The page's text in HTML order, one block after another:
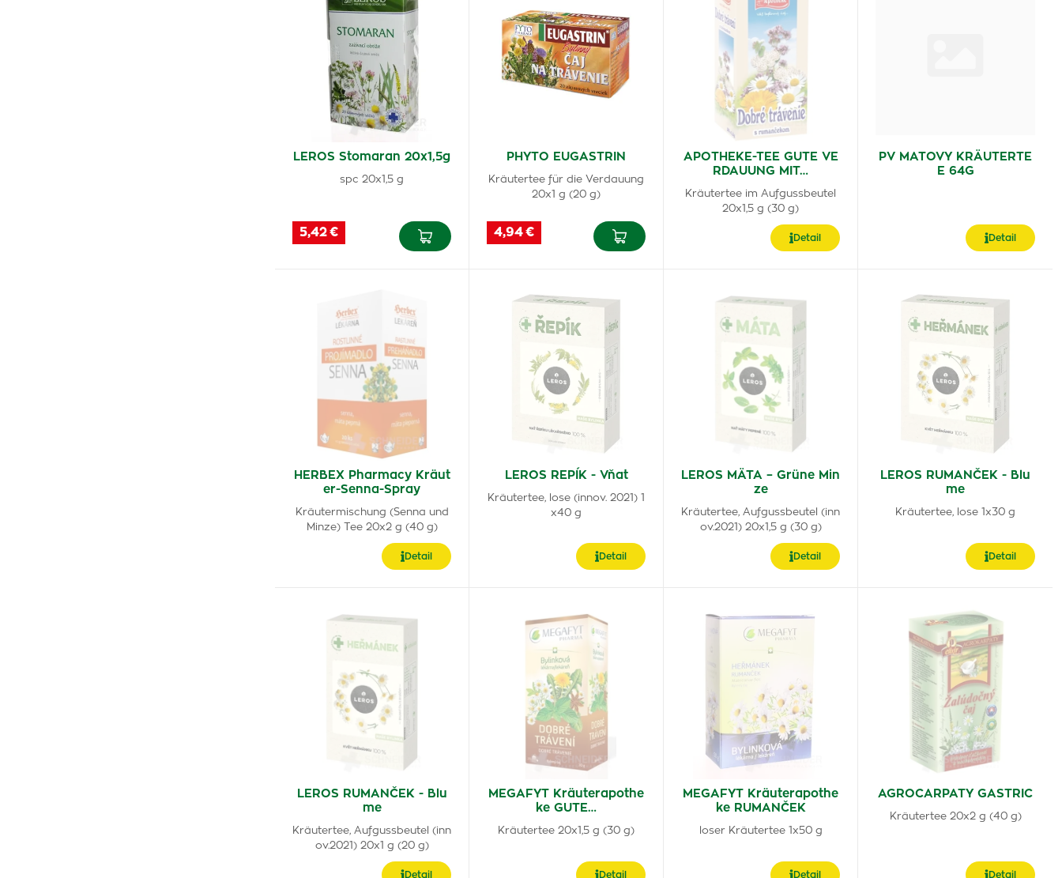
LEROS Stomaran 20x1,5g
spc 20x1,5 g
5,42 €
PHYTO EUGASTRIN
Kräutertee für die Verdauung
20x1 g (20 g)
4,94 €
APOTHEKE-TEE GUTE VE
RDAUUNG MIT…
Kräutertee im Aufgussbeutel
20x1,5 g (30 g)
Detail
PV MATOVY KRÄUTERTE
E 64G
Detail
HERBEX Pharmacy Kräut
er-Senna-Spray
Kräutermischung (Senna und
Minze) Tee 20x2 g (40 g)
Detail
LEROS REPÍK - Vňat
Kräutertee, lose (innov. 2021) 1
x40 g
Detail
LEROS MÄTA – Grüne Min
ze
Kräutertee, Aufgussbeutel (inn
ov.2021) 20x1,5 g (30 g)
Detail
LEROS RUMANČEK - Blu
me
Kräutertee, lose 1x30 g
Detail
LEROS RUMANČEK - Blu
me
Kräutertee, Aufgussbeutel (inn
ov.2021) 20x1 g (20 g)
Detail
MEGAFYT Kräuterapothe
ke GUTE…
Kräutertee 20x1,5 g (30 g)
Detail
MEGAFYT Kräuterapothe
ke RUMANČEK
loser Kräutertee 1x50 g
Detail
AGROCARPATY GASTRIC
Kräutertee 20x2 g (40 g)
Detail